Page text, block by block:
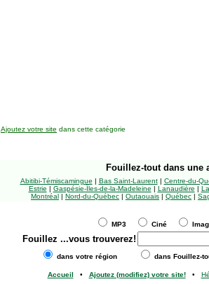
Ajoutez votre site dans cette catégorie
Fouillez-tout dans une
Abitibi-Témiscamingue | Bas Saint-Laurent| Centre-du-
Estrie | Gaspésie-Îles-de-la-Madeleine | Lanaudière |
Montréal | Nord-du-Québec | Outaouais | Québec |
MP3 Ciné
Fouillez ...vous trouverez!
dans votre région dans Fouillez-
Accueil • Ajoutez (modifiez) votre site!•